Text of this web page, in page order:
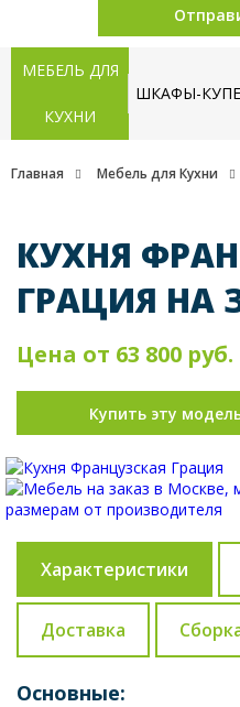
МЕБЕЛЬ ДЛЯ
КУХНИ
ШКАФЫ-КУПЕ
Главная Мебель для Кухни
КУХНЯ
ГРАЦИЯ НА
Цена от 63 800 руб.
Купить эту
Характеристики
Доставка
Основные: